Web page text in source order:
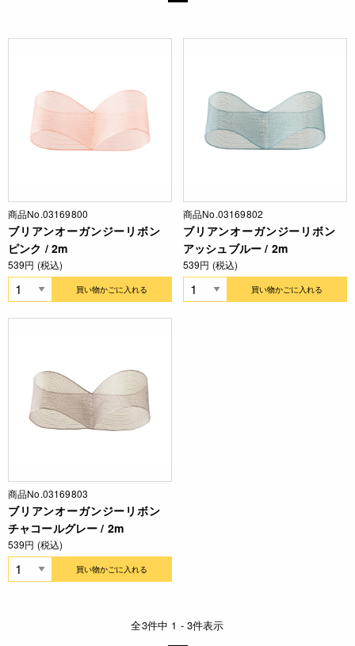
商品No.03169800
ブリアンオーガンジーリボン
ピンク / 2m
539円 (税込)
買い物かごに入れる
商品No.03169802
ブリアンオーガンジーリボン
アッシュブルー / 2m
539円 (税込)
買い物かごに入れる
商品No.03169803
ブリアンオーガンジーリボン
チャコールグレー / 2m
539円 (税込)
買い物かごに入れる
全3件中 1 - 3件表示